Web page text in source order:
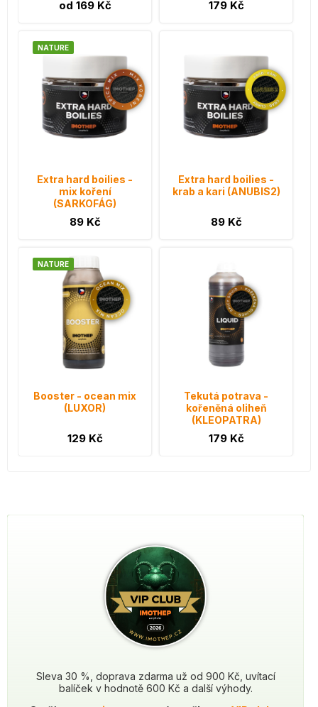
Sleva 30 %, doprava zdarma už od 900 Kč, uvítací
balíček v hodnotě 600 Kč a další výhody.
od 169 Kč 179 Kč
NATURE
Extra hard boilies -
mix koření
(SARKOFÁG)
89 Kč
Extra hard boilies -
krab a kari (ANUBIS2)
89 Kč
NATURE
Booster - ocean mix
(LUXOR)
129 Kč
Tekutá potrava -
kořeněná oliheň
(KLEOPATRA)
179 Kč